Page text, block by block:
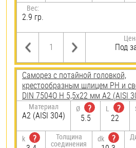
Вес:
2.9 гр.
Под
Саморез с потайной головкой,
крестообразным шлицем PH и
DIN 7504O H 5,5х22 мм А2 (AISI
Материал
А2 (AISI 304)
Ø
?
5.5
L
?
22
k
?
Толщина
соединения
dk
?